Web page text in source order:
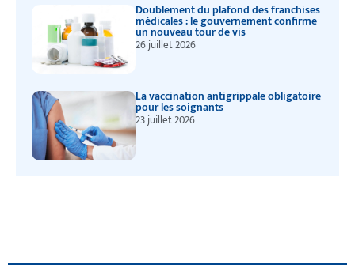
Doublement du plafond des franchises
médicales : le gouvernement confirme
un nouveau tour de vis
26 juillet 2026
La vaccination antigrippale obligatoire
pour les soignants
23 juillet 2026